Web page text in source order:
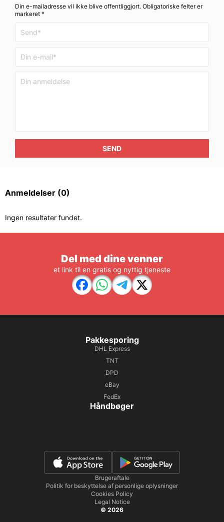
Din e-mailadresse vil ikke blive offentliggjort. Obligatoriske felter er
markeret *
SEND
Anmeldelser (0)
Ingen resultater fundet.
Del med dine venner
et link til en gratis og nyttig tjeneste
Pakkesporing
DHL Express
TNT
DPD
eBay
FedEx
Håndbøger
Brugeraftale
Politik for beskyttelse af personlige oplysninger
Cookies Policy
Legal Notice
© 2026